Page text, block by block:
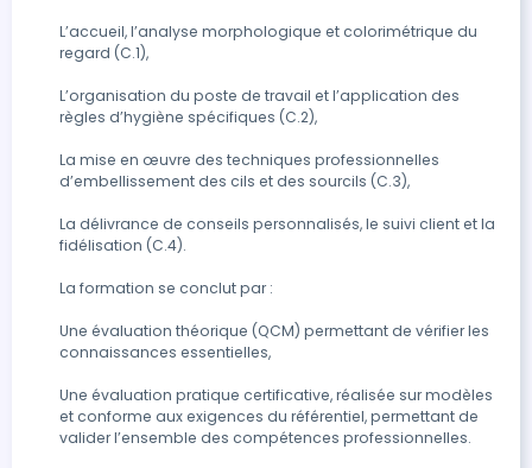
yeux - Définir le projet personnalisé en validant le choix
de la prestation - Reconnaître les anomalies
orienter la cliente vers un professionnel de santé si
besoin - Application du protocole d’hygiène -
Installation et confort du modèle 2) Technique des
extensions méthode cil à cil - Présentation du
dépose - Réalisation de la prestation : phase
préparatoire des cils, sécurisation des cils inférieurs,
création du mapping (tailles, courbure, diamètre,
cils naturels, analyse du résultat. - Réalisation d'une
dépose sur tête d'entraînement : phase préparatoire,
de la lotion de dépose, maîtrise du retrait des
extensions, phase finale et application des produits de
L’accueil, l’analyse morphologique et colorimétrique du
regard (C.1),
L’organisation du poste de travail et l’application des
règles d’hygiène spécifiques (C.2),
La mise en œuvre des techniques professionnelles
d’embellissement des cils et des sourcils (C.3),
La délivrance de conseils personnalisés, le suivi client et la
fidélisation (C.4).
La formation se conclut par :
Une évaluation théorique (QCM) permettant de vérifier les
connaissances essentielles,
Une évaluation pratique certificative, réalisée sur modèles
et conforme aux exigences du référentiel, permettant de
valider l’ensemble des compétences professionnelles.